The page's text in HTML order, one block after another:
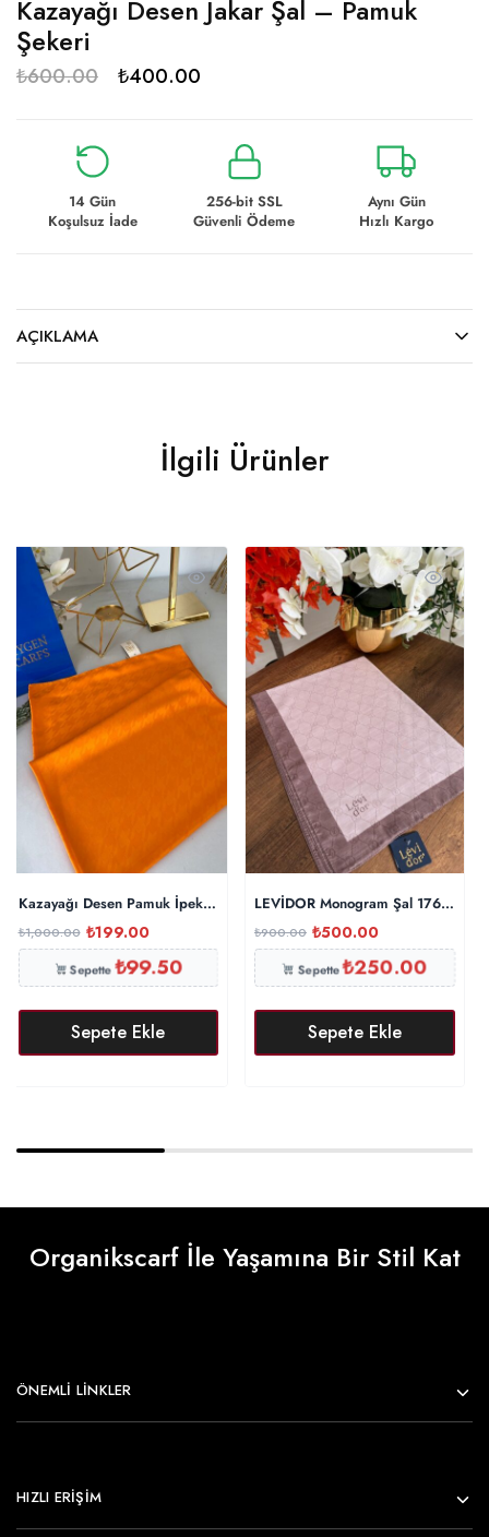
Kazayağı Desen Jakar Şal – Pamuk
Şekeri
₺600.00 ₺400.00
14 Gün
Koşulsuz İade
256-bit SSL
Güvenli Ödeme
Aynı Gün
Hızlı Kargo
AÇIKLAMA
İlgili Ürünler
Kazayağı Desen Pamuk İpeksi Şal 44895 – Turuncu
₺1,000.00 ₺199.00
Sepette₺99.50
Sepete Ekle
LEVİDOR Monogram Şal 17657 –
₺900.00 ₺500.00
Sepette₺250.00
Sepete Ekle
Organikscarf İle Yaşamına Bir Stil Kat
ÖNEMLI LINKLER
HIZLI ERİŞİM